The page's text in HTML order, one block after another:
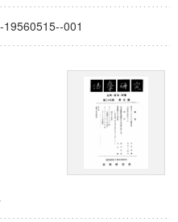
19560515--001